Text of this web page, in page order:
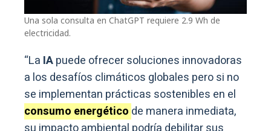
Una sola consulta en ChatGPT requiere 2.9 Wh de
electricidad.
“La IApuede ofrecer soluciones innovadoras
a los desafíos climáticos globales pero si no
se implementan prácticas sostenibles en el
consumo energético de manera inmediata,